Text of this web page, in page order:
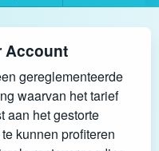
Account
gereglementeerde
waarvan het tarief
aan het gestorte
kunnen profiteren